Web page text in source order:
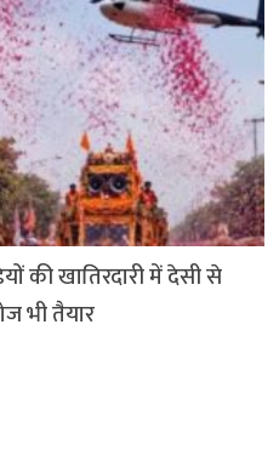
की खातिरदारी में देसी से
भी तैयार